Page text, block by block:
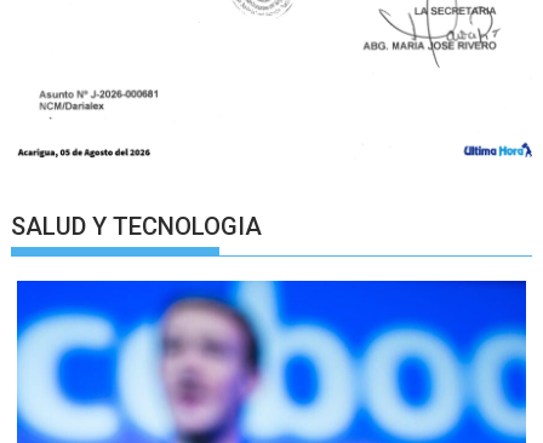
SALUD Y TECNOLOGIA